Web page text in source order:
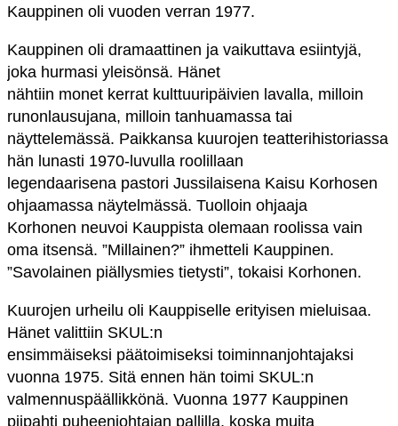
Kauppinen oli vuoden verran 1977.
Kauppinen oli dramaattinen ja vaikuttava esiintyjä,
joka hurmasi yleisönsä. Hänet
nähtiin monet kerrat kulttuuripäivien lavalla, milloin
runonlausujana, milloin tanhuamassa tai
näyttelemässä. Paikkansa kuurojen teatterihistoriassa
hän lunasti 1970-luvulla roolillaan
legendaarisena pastori Jussilaisena Kaisu Korhosen
ohjaamassa näytelmässä. Tuolloin ohjaaja
Korhonen neuvoi Kauppista olemaan roolissa vain
oma itsensä. ”Millainen?” ihmetteli Kauppinen.
”Savolainen piällysmies tietysti”, tokaisi Korhonen.
Kuurojen urheilu oli Kauppiselle erityisen mieluisaa.
Hänet valittiin SKUL:n
ensimmäiseksi päätoimiseksi toiminnanjohtajaksi
vuonna 1975. Sitä ennen hän toimi SKUL:n
valmennuspäällikkönä. Vuonna 1977 Kauppinen
piipahti puheenjohtajan pallilla, koska muita